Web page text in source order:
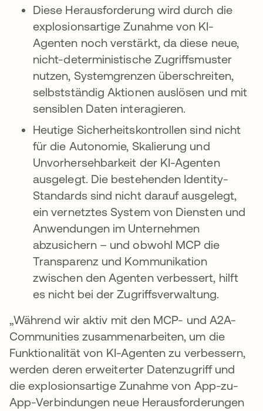
Diese Herausforderung wird durch die
explosionsartige Zunahme von KI-
Agenten noch verstärkt, da diese neue,
nicht-deterministische Zugriffsmuster
nutzen, Systemgrenzen überschreiten,
selbstständig Aktionen auslösen und mit
sensiblen Daten interagieren.
Heutige Sicherheitskontrollen sind nicht
für die Autonomie, Skalierung und
Unvorhersehbarkeit der KI-Agenten
ausgelegt. Die bestehenden Identity-
Standards sind nicht darauf ausgelegt,
ein vernetztes System von Diensten und
Anwendungen im Unternehmen
abzusichern – und obwohl MCP die
Transparenz und Kommunikation
zwischen den Agenten verbessert, hilft
es nicht bei der Zugriffsverwaltung.
„Während wir aktiv mit den MCP- und A2A-
Communities zusammenarbeiten, um die
Funktionalität von KI-Agenten zu verbessern,
werden deren erweiterter Datenzugriff und
die explosionsartige Zunahme von App-zu-
App-Verbindungen neue Herausforderungen